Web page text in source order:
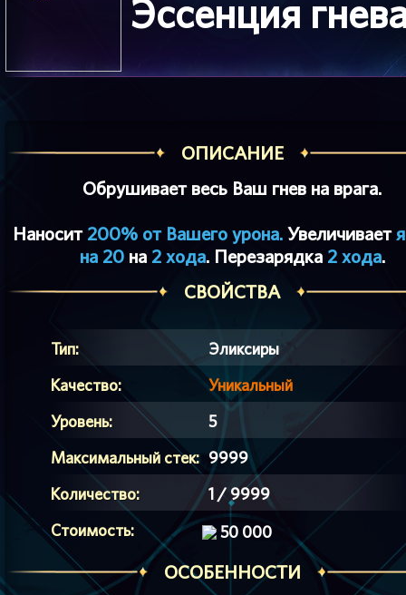
Эссенция
ОПИСАНИЕ
Обрушивает весь Ваш гнев на врага.
Наносит 200% от Вашего урона.Увеличивает
на 20на 2 хода. Перезарядка 2 хода.
СВОЙСТВА
Тип:
Эликсиры
Качество:
Уникальный
Уровень:
5
Максимальный стек: 9999
Количество:
1 / 9999
Стоимость:
50 000
ОСОБЕННОСТИ